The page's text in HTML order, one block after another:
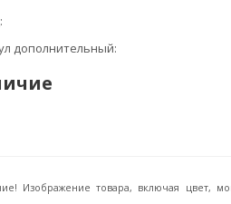
дополнительный
Изображение товара, включая цвет,